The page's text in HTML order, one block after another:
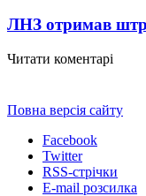
ЛНЗ отримав
Читати коментарі
Повна версія сайту
Facebook
Twitter
RSS-стрічки
E-mail розсилка